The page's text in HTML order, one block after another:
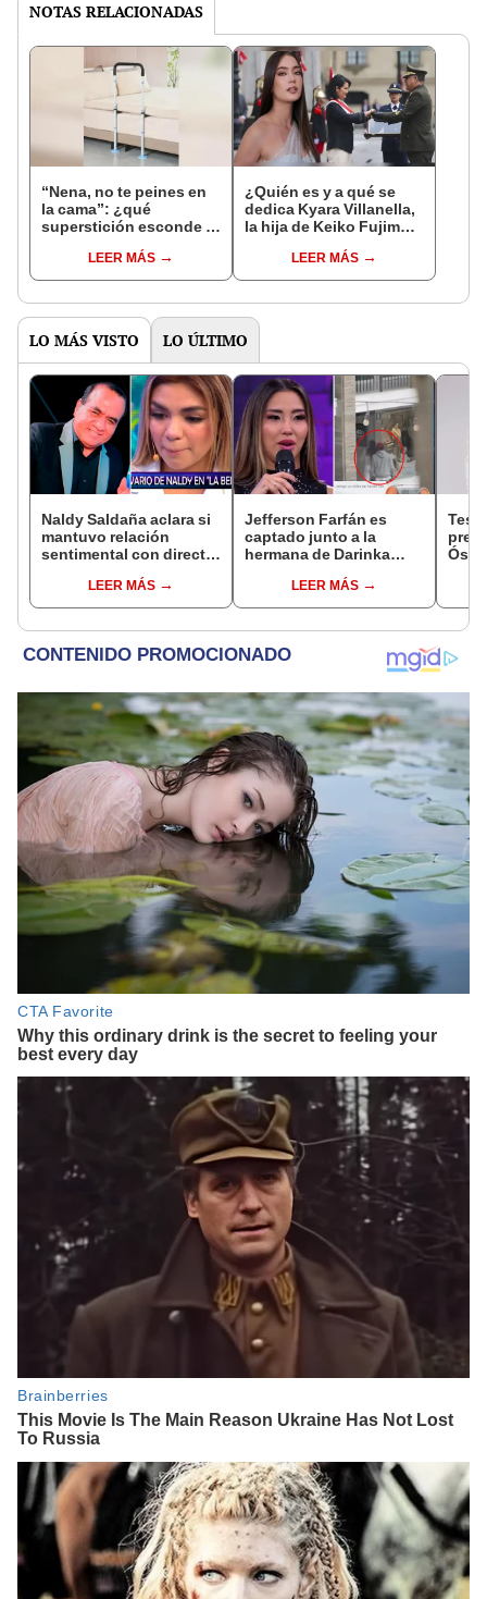
NOTAS RELACIONADAS
“Nena, no te peines en
la cama”: ¿qué
superstición esconde la
Enanitos Verdes?
LEER MÁS
¿Quién es y a qué se
dedica Kyara Villanella,
la hija de Keiko Fujimori
nivel nacional?
LEER MÁS
LO MÁS VISTO LO ÚLTIMO
Naldy Saldaña aclara si
mantuvo relación
sentimental con director
denunciarlo por
tocamientos: “Me
LEER MÁS
Jefferson Farfán es
captado junto a la
hermana de Darinka
Kanashiro trabajaba: “Él
tiene sus…”
LEER MÁS